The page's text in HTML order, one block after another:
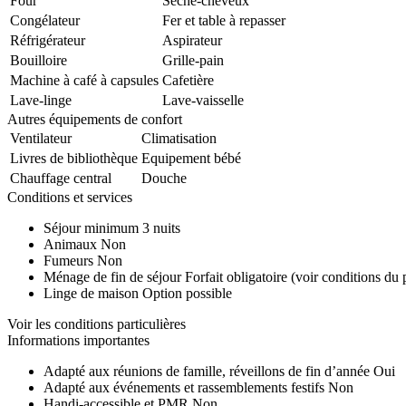
Congélateur
Fer et table à repasser
Réfrigérateur
Aspirateur
Bouilloire
Grille-pain
Machine à café à capsules Cafetière
Lave-linge
Lave-vaisselle
Autres équipements de confort
Ventilateur
Climatisation
Livres de bibliothèque Equipement bébé
Chauffage central
Douche
Conditions et services
Séjour minimum 3 nuits
Animaux Non
Fumeurs Non
Ménage de fin de séjour Forfait obligatoire (voir conditions du
Linge de maison Option possible
Voir les conditions particulières
Informations importantes
Adapté aux réunions de famille, réveillons de fin d’année Oui
Adapté aux événements et rassemblements festifs Non